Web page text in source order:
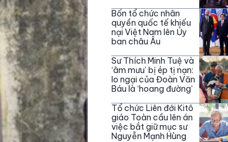
Bốn tổ chức nhân
quyền quốc tế khiếu
nại Việt Nam lên Ủy
ban châu Âu
Sư Thích Minh Tuệ và
‘âm mưu’ bị ép tị nạn:
lo ngại của Đoàn Văn
Báu là ‘hoang đường’
Tổ chức Liên đới Kitô
giáo Toàn cầu lên án
việc bắt giữ mục sư
Nguyễn Mạnh Hùng